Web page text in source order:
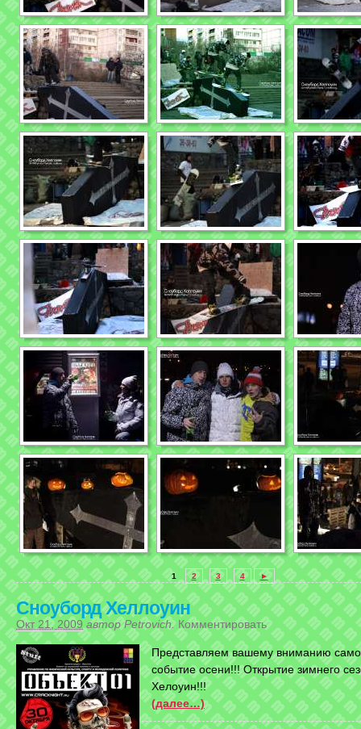
1 2 3 4 ►
Сноуборд Хеллоуин
Окт 21, 2009 авторPetrovich. Комментировать
Представляем вашему вниманию
событие осени!!! Открытие зимнего
Хелоуин!!!
(далее…)